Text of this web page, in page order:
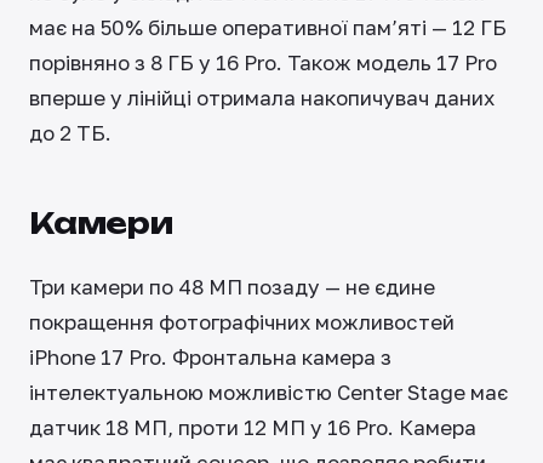
має на 50% більше оперативної пам’яті — 12 ГБ
порівняно з 8 ГБ у 16 ​​Pro. Також модель 17 Pro
вперше у лінійці отримала накопичувач даних
до 2 ТБ.
Камери
Три камери по 48 МП позаду — не єдине
покращення фотографічних можливостей
iPhone 17 Pro. Фронтальна камера з
інтелектуальною можливістю Center Stage має
датчик 18 МП, проти 12 МП у 16 Pro. Камера